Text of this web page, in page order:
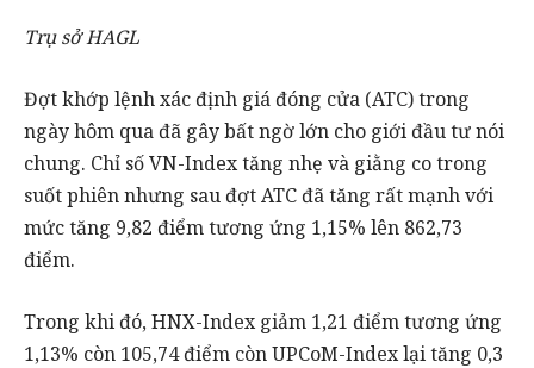
Trụ sở HAGL
Đợt khớp lệnh xác định giá đóng cửa (ATC) trong
ngày hôm qua đã gây bất ngờ lớn cho giới đầu tư nói
chung. Chỉ số VN-Index tăng nhẹ và giằng co trong
suốt phiên nhưng sau đợt ATC đã tăng rất mạnh với
mức tăng 9,82 điểm tương ứng 1,15% lên 862,73
điểm.
Trong khi đó, HNX-Index giảm 1,21 điểm tương ứng
1,13% còn 105,74 điểm còn UPCoM-Index lại tăng 0,3